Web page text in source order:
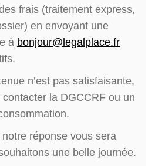
frais (traitement express,
en envoyant une
à bonjour@legalplace.fr
n’est pas satisfaisante,
la DGCCRF ou un
réponse vous sera
une belle journée.